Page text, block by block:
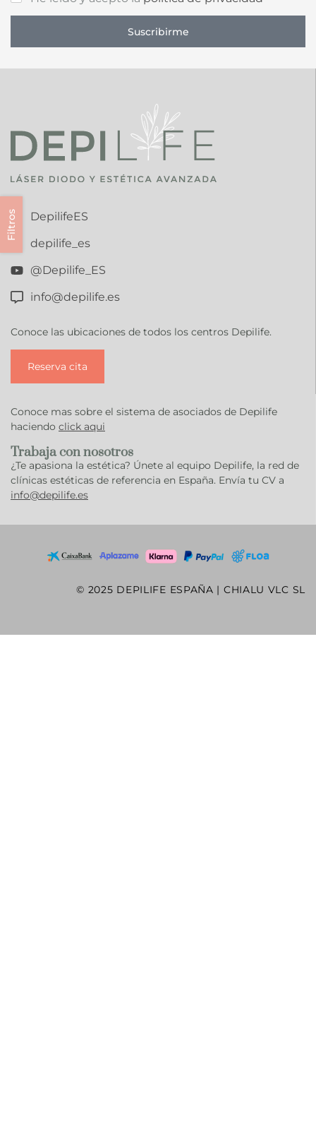
Filtros
Suscribirme
DepilifeES
depilife_es
@Depilife_ES
info@depilife.es
Conoce las ubicaciones de todos los centros Depilife.
Reserva cita
Conoce mas sobre el sistema de asociados de Depilife
haciendo click aqui
Trabaja con nosotros
¿Te apasiona la estética? Únete al equipo Depilife, la red de
clínicas estéticas de referencia en España. Envía tu CV a
info@depilife.es
© 2025 DEPILIFE ESPAÑA | CHIALU VLC SL